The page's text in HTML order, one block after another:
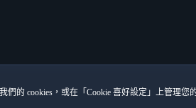
的 cookies，或在「Cookie 喜好設定」上管理您